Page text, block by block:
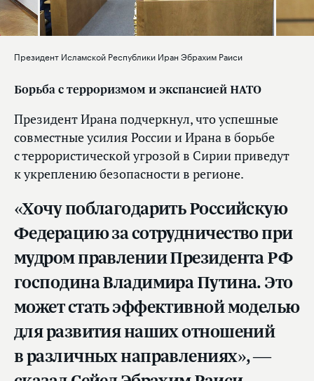
Президент Исламской Республики Иран Эбрахим Раиси
Борьба с терроризмом и экспансией НАТО
Президент Ирана подчеркнул, что успешные
совместные усилия России и Ирана в борьбе
с террористической угрозой в Сирии приведут
к укреплению безопасности в регионе.
«Хочу поблагодарить Российскую
Федерацию за сотрудничество при
мудром правлении Президента РФ
господина Владимира Путина. Это
может стать эффективной моделью
для развития наших отношений
в различных направлениях», —